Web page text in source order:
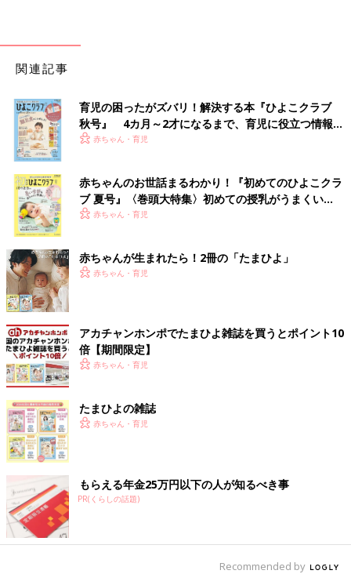
関連記事
育児の困ったがズバリ！解決する本『ひよこクラブ
秋号』 4カ月～2才になるまで、育児に役立つ情報が
いっぱい！
赤ちゃん・育児
赤ちゃんのお世話まるわかり！『初めてのひよこクラ
ブ 夏号』〈巻頭大特集〉初めての授乳がうまくい
く！ おっぱい・ミルクの基本と夏のトラブル 解決テ
赤ちゃん・育児
赤ちゃんが生まれたら！2冊の「たまひよ」
赤ちゃん・育児
アカチャンホンポでたまひよ雑誌を買うとポイント10
倍【期間限定】
赤ちゃん・育児
たまひよの雑誌
赤ちゃん・育児
もらえる年金25万円以下の人が知るべき事
PR(くらしの話題)
Recommended by